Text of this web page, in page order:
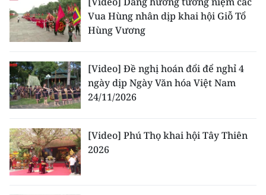
Vua Hùng nhân dịp khai hội Giỗ Tổ
Hùng Vương
[Video] Đề nghị hoán đổi để nghỉ 4
ngày dịp Ngày Văn hóa Việt Nam
24/11/2026
[Video] Phú Thọ khai hội Tây Thiên
2026